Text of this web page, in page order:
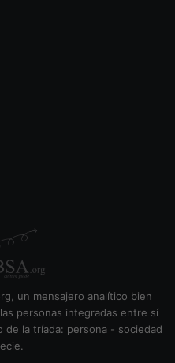
un mensajero analítico bien
personas integradas entre sí
la tríada: persona - sociedad